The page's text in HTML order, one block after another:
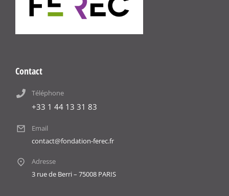
Contact
Téléphone
+33 1 44 13 31 83
Email
contact@fondation-ferec.fr
Adresse
3 rue de Berri – 75008 PARIS